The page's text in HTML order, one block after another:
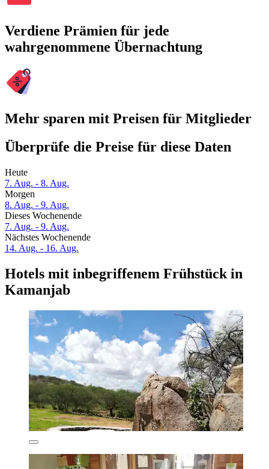
Verdiene Prämien für jede
wahrgenommene Übernachtung
Mehr sparen mit Preisen für Mitglieder
Überprüfe die Preise für diese Daten
Heute
7. Aug. - 8. Aug.
Morgen
8. Aug. - 9. Aug.
Dieses Wochenende
7. Aug. - 9. Aug.
Nächstes Wochenende
14. Aug. - 16. Aug.
Hotels mit inbegriffenem Frühstück in
Kamanjab